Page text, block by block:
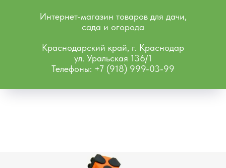
Интернет-магазин товаров для дачи,
сада и огорода
Краснодарский край, г. Краснодар
ул. Уральская 136/1
Телефоны: +7 (918) 999-03-99